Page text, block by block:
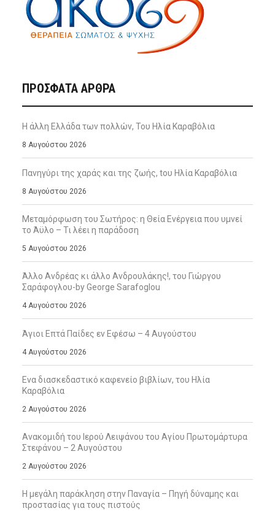
ΠΡΌΣΦΑΤΑ ΆΡΘΡΑ
Η άλλη Ελλάδα των πολλών, Του Ηλία Καραβόλια
8 Αυγούστου 2026
Πανηγύρι της χαράς και της ζωής, tου Ηλία Καραβόλια
8 Αυγούστου 2026
Μεταμόρφωση του Σωτήρος: η Θεία Ενέργεια που υμνεί
το Άϋλο – Τι λέει η παράδοση
5 Αυγούστου 2026
Άλλο Ανδρέας κι άλλο Ανδρουλάκης!, του Γιώργου
Σαράφογλου-by George Sarafoglou
4 Αυγούστου 2026
Άγιοι Επτά Παίδες εν Εφέσω – 4 Αυγούστου
4 Αυγούστου 2026
Ενα διασκεδαστικό καφενείο βιβλίων, του Ηλία
Καραβόλια
2 Αυγούστου 2026
Ανακομιδή του Ιερού Λειψάνου του Αγίου Πρωτομάρτυρα
Στεφάνου – 2 Αυγούστου
2 Αυγούστου 2026
Η μεγάλη παράκληση στην Παναγία – Πηγή δύναμης και
προστασίας για τους πιστούς